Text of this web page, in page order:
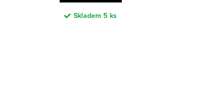
Skladem5 ks